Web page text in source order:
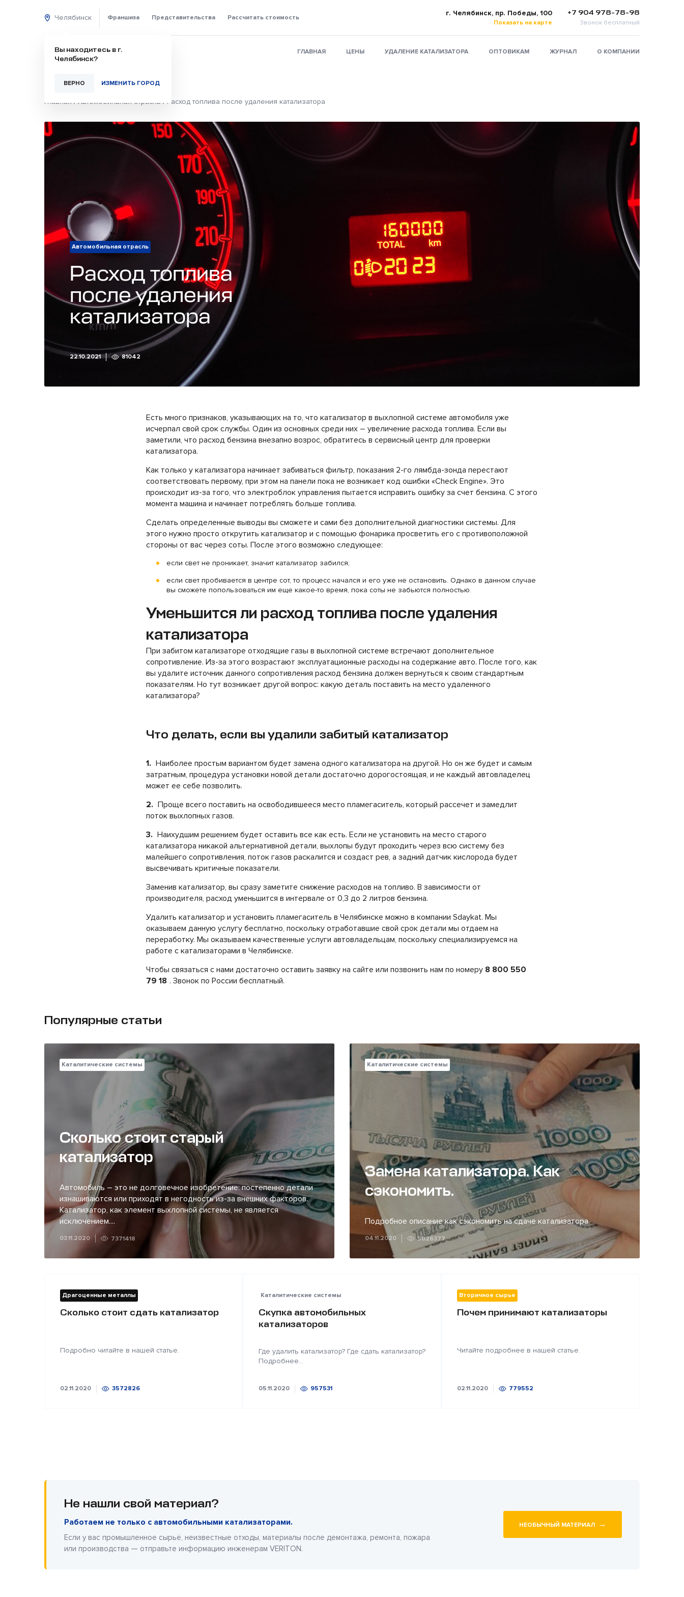
Челябинск
Вы находитесь в г.
Челябинск?
ВЕРНО ИЗМЕНИТЬ ГОРОД
Франшиза Представительства Рассчитать стоимость г. Челябинск, пр. Победы, 100
Показать на карте
+7 904 978-78-98
Звонок бесплатный
ГЛАВНАЯ ЦЕНЫ УДАЛЕНИЕ КАТАЛИЗАТОРА ОПТОВИКАМ ЖУРНАЛ О КОМПАНИИ
Главная / Автомобильная отрасль / Расход топлива после удаления катализатора
Автомобильная отрасль
Расход топлива
после удаления
катализатора
22.10.2021 81042
Есть много признаков, указывающих на то, что катализатор в выхлопной системе автомобиля уже
исчерпал свой срок службы. Один из основных среди них – увеличение расхода топлива. Если вы
заметили, что расход бензина внезапно возрос, обратитесь в сервисный центр для проверки
катализатора.
Как только у катализатора начинает забиваться фильтр, показания 2-го лямбда-зонда перестают
соответствовать первому, при этом на панели пока не возникает код ошибки «Check Engine». Это
происходит из-за того, что электроблок управления пытается исправить ошибку за счет бензина. С этого
момента машина и начинает потреблять больше топлива.
Сделать определенные выводы вы сможете и сами без дополнительной диагностики системы. Для
этого нужно просто открутить катализатор и с помощью фонарика просветить его с противоположной
стороны от вас через соты. После этого возможно следующее:
если свет не проникает, значит катализатор забился;
если свет пробивается в центре сот, то процесс начался и его уже не остановить. Однако в данном случае
вы сможете попользоваться им еще какое-то время, пока соты не забьются полностью.
Уменьшится ли расход топлива после удаления
катализатора
При забитом катализаторе отходящие газы в выхлопной системе встречают дополнительное
сопротивление. Из-за этого возрастают эксплуатационные расходы на содержание авто. После того, как
вы удалите источник данного сопротивления расход бензина должен вернуться к своим стандартным
показателям. Но тут возникает другой вопрос: какую деталь поставить на место удаленного
катализатора?
Что делать, если вы удалили забитый катализатор
1. Наиболее простым вариантом будет замена одного катализатора на другой. Но он же будет и самым
затратным, процедура установки новой детали достаточно дорогостоящая, и не каждый автовладелец
может ее себе позволить.
2. Проще всего поставить на освободившееся место пламегаситель, который рассечет и замедлит
поток выхлопных газов.
3. Наихудшим решением будет оставить все как есть. Если не установить на место старого
катализатора никакой альтернативной детали, выхлопы будут проходить через всю систему без
малейшего сопротивления, поток газов раскалится и создаст рев, а задний датчик кислорода будет
высвечивать критичные показатели.
Заменив катализатор, вы сразу заметите снижение расходов на топливо. В зависимости от
производителя, расход уменьшится в интервале от 0,3 до 2 литров бензина.
Удалить катализатор и установить пламегаситель в Челябинске можно в компании Sdaykat. Мы
оказываем данную услугу бесплатно, поскольку отработавшие свой срок детали мы отдаем на
переработку. Мы оказываем качественные услуги автовладельцам, поскольку специализируемся на
работе с катализаторами в Челябинске.
Чтобы связаться с нами достаточно оставить заявку на сайте или позвонить нам по номеру 8 800 550
79 18 . Звонок по России бесплатный.
Популярные статьи
Каталитические системы
Сколько стоит старый
катализатор
Автомобиль – это не долговечное изобретение: постепенно детали
изнашиваются или приходят в негодность из-за внешних факторов.
Катализатор, как элемент выхлопной системы, не является
исключением....
03.11.2020 7371418
Каталитические системы
Замена катализатора. Как
сэкономить.
Подробное описание как сэкономить на сдаче катализатора.
04.11.2020 5026377
Драгоценные металлы
Сколько стоит сдать катализатор
Подробно читайте в нашей статье.
02.11.2020 3572826
Каталитические системы
Скупка автомобильных
катализаторов
Где удалить катализатор? Где сдать катализатор?
Подробнее...
05.11.2020 957531
Вторичное сырье
Почем принимают катализаторы
Читайте подробнее в нашей статье.
02.11.2020 779552
Не нашли свой материал?
Работаем не только с автомобильными катализаторами.
Если у вас промышленное сырьё, неизвестные отходы, материалы после демонтажа, ремонта, пожара
или производства — отправьте информацию инженерам VERITON.
НЕОБЫЧНЫЙ МАТЕРИАЛ →